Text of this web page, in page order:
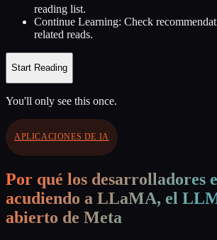
reading list.
Continue Learning: Check
related reads.
Start Reading
You'll only see this once.
APLICACIONES DE IA
Por qué los desarrolladores
acudiendo a LLaMA, el
abierto de Meta